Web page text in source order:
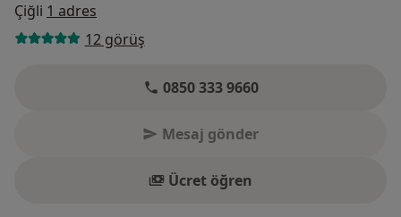
Çiğli 1 adres
12 görüş
0850 333 9660
Mesaj gönder
Ücret öğren